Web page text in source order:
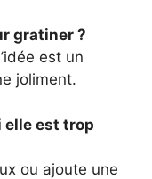
gratiner ?
est un
joliment.
elle est trop
ou ajoute une